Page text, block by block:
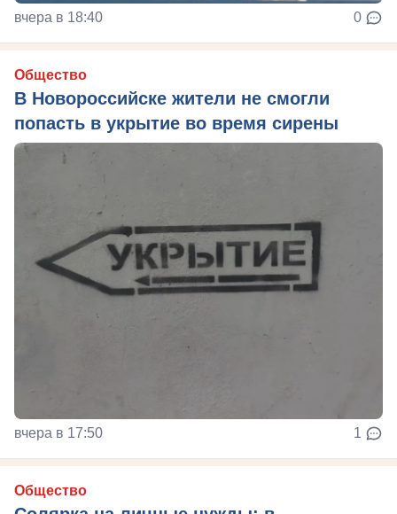
вчера в 18:40 0
Общество
В Новороссийске жители не смогли
попасть в укрытие во время сирены
вчера в 17:50 1
Общество